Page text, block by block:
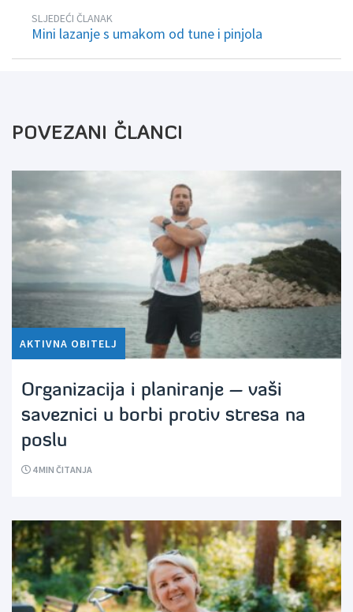
SLJEDEĆI ČLANAK
Mini lazanje s umakom od tune i pinjola
POVEZANI ČLANCI
AKTIVNA OBITELJ
Organizacija i planiranje – vaši
saveznici u borbi protiv stresa na
poslu
4MIN ČITANJA